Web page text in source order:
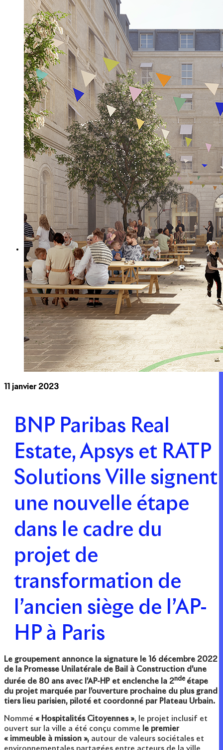
Expertise
Nos métiers
Apsys Brand Booster
11 janvier 2023
BNP Paribas Real
Estate, Apsys et RATP
Solutions Ville signent
une nouvelle étape
dans le cadre du
projet de
transformation de
l’ancien siège de l’AP-
HP à Paris
Le groupement annonce la signature le 16 décembre 2022
de la Promesse Unilatérale de Bail à Construction d’une
durée de 80 ans avec l’AP-HP et enclenche la 2nde étape
du projet marquée par l’ouverture prochaine du plus grand
tiers lieu parisien, piloté et coordonné par Plateau Urbain.
Nommé « Hospitalités Citoyennes », le projet inclusif et
ouvert sur la ville a été conçu comme
le premier
« immeuble à mission », autour de valeurs sociétales et